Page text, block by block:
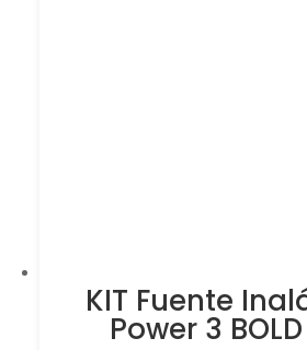
KIT Fuente
Power 3